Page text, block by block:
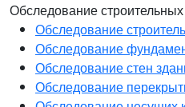
Обследование строительных
Обследование
Обследование
Обследование стен
Обследование